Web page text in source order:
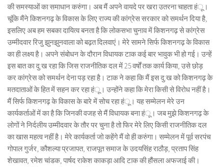
की समस्याओं का समाधान करुंगा। अब मैं अपने वायदे पर खरा उतरना चाहता हंू।
चूंकि मैंने किशनगढ़ के विकास के लिए राज्य की कांग्रेस सरकार को समर्थन दिया है,
इसलिए अब हम सबका दायित्व बनता है कि लोकसभा चुनाव में किशनगढ़ से कांग्रेस
उम्मीदवार रिजु झुनझुनवाला को बढ़त दिलवाएं। मेरे सामने सिर्फ किशनगढ़ के विकास
का ही लक्ष्य है। अपने संबोधन के दौरान विधायक टाक कई बार भावुक भी हो गई। उन्हें
इस बात का दु:ख रहा कि जिस राजनीतिक दल में 25 वर्षों तक कार्य किया, उसे छोड़
कर कांग्रेस को समर्थन देना पड़ रहा है। टाक ने कहा कि मैं इस दु:ख को किशनगढ़ के
मतदाताओं के हित में सहन कर रहा हंू। उन्होंने कहा कि मेरा किसी से विरोध नहीं है।
मैं सिर्फ किशनगढ़ के विकास के बारे में सोच रहा हंू। यह सम्मेलन मेरे उन
कार्यकर्ताओं में का है कि जिनकी वजह से मैं विधायक बना हंू। जब मुझे किशनगढ़ के
लोगों ने निर्दलीय उम्मीदवार के तौर पर चुना है तो फिर मेरे लिए किसी राजनीतिक दल
का खास महत्व नहीं है। मेरे कार्यकर्ता जो कहेंगे मैं वो ही करुंगा। सम्मेलन में पूर्व सरपंच
गोपाल गुर्जर, कौशल्या प्रजापत, राजपूत समाज के उदयसिंह राठौड़, प्रताप सिंह
शेखावत, रमेश चांडक, पार्षद राकेश काकड़ा आदि टाक की हौंसला अफजाई की।